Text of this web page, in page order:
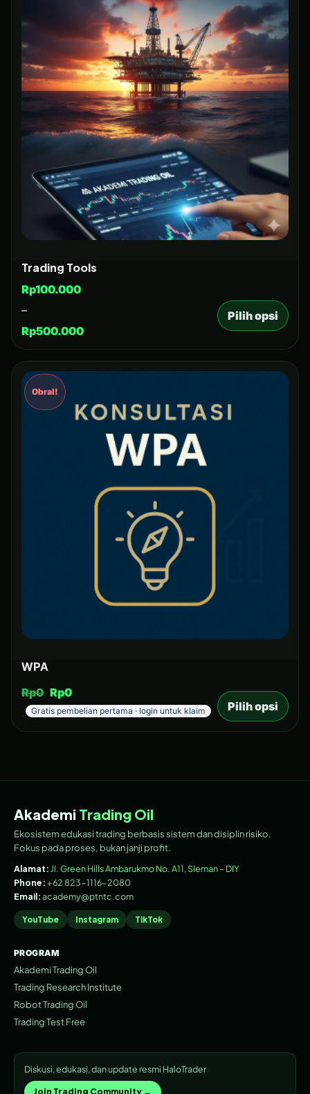
Trading Tools
Rp100.000
–
Rp500.000
Pilih opsi
Obral!
WPA
Rp0 Rp0
Gratis pembelian pertama · login untuk klaim Pilih opsi
Akademi Trading Oil
Ekosistem edukasi trading berbasis sistem dan disiplin risiko.
Fokus pada proses, bukan janji profit.
Alamat: Jl. Green Hills Ambarukmo No. A11, Sleman – DIY
Phone:+62 823-1116-2080
Email:academy@ptntc.com
YouTube Instagram TikTok
PROGRAM
Akademi Trading Oil
Trading Research Institute
Robot Trading Oil
Trading Test Free
Diskusi, edukasi, dan update resmi HaloTrader
Join Trading Community →